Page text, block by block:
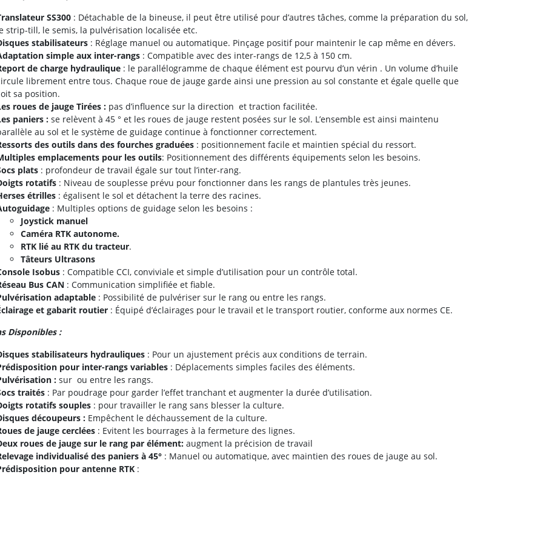
SS300 : Détachable de la bineuse, il peut être utilisé pour d’autres tâches, comme la préparation du sol,
strip-till, le semis, la pulvérisation localisée etc.
stabilisateurs : Réglage manuel ou automatique. Pinçage positif pour maintenir le cap même en dévers.
simple aux inter-rangs : Compatible avec des inter-rangs de 12,5 à 150 cm.
de charge hydraulique : le parallélogramme de chaque élément est pourvu d’un vérin . Un volume d’huile
librement entre tous. Chaque roue de jauge garde ainsi une pression au sol constante et égale quelle que
sa position.
roues de jauge Tirées : pas d’influence sur la direction et traction facilitée.
paniers : se relèvent à 45 ° et les roues de jauge restent posées sur le sol. L’ensemble est ainsi maintenu
au sol et le système de guidage continue à fonctionner correctement.
des outils dans des fourches graduées : positionnement facile et maintien spécial du ressort.
emplacements pour les outils: Positionnement des différents équipements selon les besoins.
plats : profondeur de travail égale sur tout l’inter-rang.
rotatifs : Niveau de souplesse prévu pour fonctionner dans les rangs de plantules très jeunes.
étrilles : égalisent le sol et détachent la terre des racines.
: Multiples options de guidage selon les besoins :
Joystick manuel
Caméra RTK autonome.
RTK lié au RTK du tracteur.
Tâteurs Ultrasons
Isobus : Compatible CCI, conviviale et simple d’utilisation pour un contrôle total.
Bus CAN : Communication simplifiée et fiable.
adaptable : Possibilité de pulvériser sur le rang ou entre les rangs.
et gabarit routier : Équipé d’éclairages pour le travail et le transport routier, conforme aux normes CE.
Disponibles :
stabilisateurs hydrauliques : Pour un ajustement précis aux conditions de terrain.
pour inter-rangs variables : Déplacements simples faciles des éléments.
: sur ou entre les rangs.
traités : Par poudrage pour garder l’effet tranchant et augmenter la durée d’utilisation.
rotatifs souples : pour travailler le rang sans blesser la culture.
découpeurs : Empêchent le déchaussement de la culture.
de jauge cerclées : Evitent les bourrages à la fermeture des lignes.
roues de jauge sur le rang par élément: augment la précision de travail
individualisé des paniers à 45° : Manuel ou automatique, avec maintien des roues de jauge au sol.
pour antenne RTK :